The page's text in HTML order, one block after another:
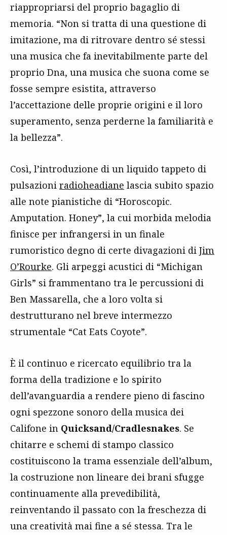
riappropriarsi del proprio bagaglio di
memoria. “Non si tratta di una questione di
imitazione, ma di ritrovare dentro sé stessi
una musica che fa inevitabilmente parte del
proprio Dna, una musica che suona come se
fosse sempre esistita, attraverso
l’accettazione delle proprie origini e il loro
superamento, senza perderne la familiarità e
la bellezza”.
Così, l’introduzione di un liquido tappeto di
pulsazioni radioheadiane lascia subito spazio
alle note pianistiche di “Horoscopic.
Amputation. Honey”, la cui morbida melodia
finisce per infrangersi in un finale
rumoristico degno di certe divagazioni di Jim
O’Rourke. Gli arpeggi acustici di “Michigan
Girls” si frammentano tra le percussioni di
Ben Massarella, che a loro volta si
destrutturano nel breve intermezzo
strumentale “Cat Eats Coyote”.
È il continuo e ricercato equilibrio tra la
forma della tradizione e lo spirito
dell’avanguardia a rendere pieno di fascino
ogni spezzone sonoro della musica dei
Califone in Quicksand/Cradlesnakes. Se
chitarre e schemi di stampo classico
costituiscono la trama essenziale dell’album,
la costruzione non lineare dei brani sfugge
continuamente alla prevedibilità,
reinventando il passato con la freschezza di
una creatività mai fine a sé stessa. Tra le